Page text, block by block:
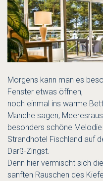
Morgens kann man es
Fenster etwas öffnen,
noch einmal ins warme
Manche sagen,
besonders schöne
Strandhotel Fischland auf
Darß-Zingst.
Denn hier vermischt sich
sanften Rauschen des